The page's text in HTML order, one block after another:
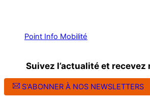
Point Info Mobilité
Suivez l’actualité et recevez
S'ABONNER À NOS NEWSLETTERS